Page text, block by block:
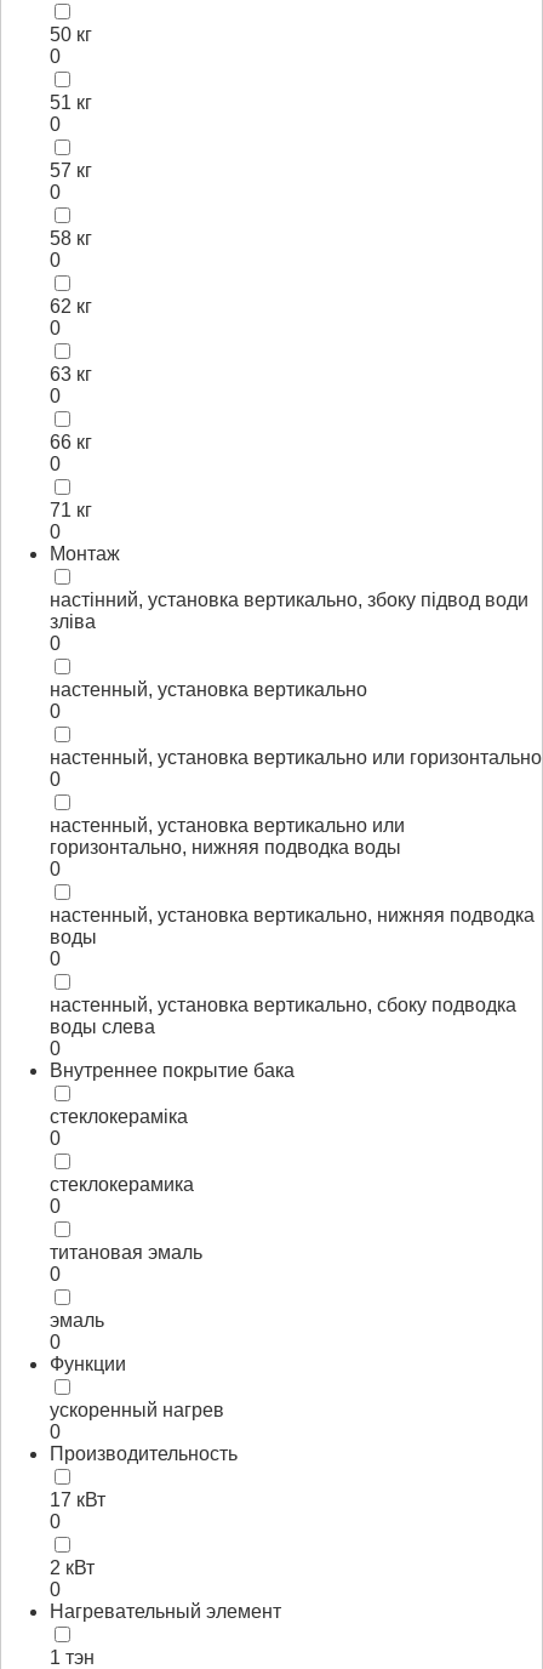
50 кг
0
51 кг
0
57 кг
0
58 кг
0
62 кг
0
63 кг
0
66 кг
0
71 кг
0
Монтаж
настінний, установка вертикально, збоку підвод води
зліва
0
настенный, установка вертикально
0
настенный, установка вертикально или горизонтально
0
настенный, установка вертикально или
горизонтально, нижняя подводка воды
0
настенный, установка вертикально, нижняя подводка
воды
0
настенный, установка вертикально, сбоку подводка
воды слева
0
Внутреннее покрытие бака
стеклокераміка
0
стеклокерамика
0
титановая эмаль
0
эмаль
0
Функции
ускоренный нагрев
0
Производительность
17 кВт
0
2 кВт
0
Нагревательный элемент
1 тэн